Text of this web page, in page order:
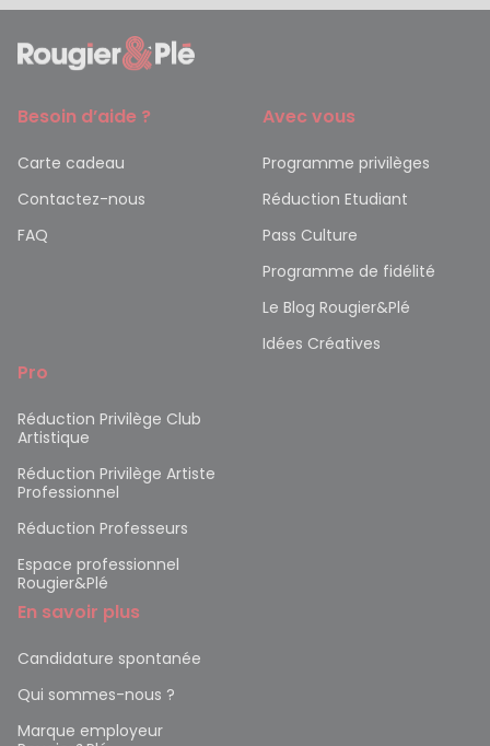
Besoin d’aide ?
Carte cadeau
Contactez-nous
FAQ
Avec vous
Programme privilèges
Réduction Etudiant
Pass Culture
Programme de fidélité
Le Blog Rougier&Plé
Idées Créatives
Pro
Réduction Privilège Club
Artistique
Réduction Privilège Artiste
Professionnel
Réduction Professeurs
Espace professionnel
Rougier&Plé
En savoir plus
Candidature spontanée
Qui sommes-nous ?
Marque employeur